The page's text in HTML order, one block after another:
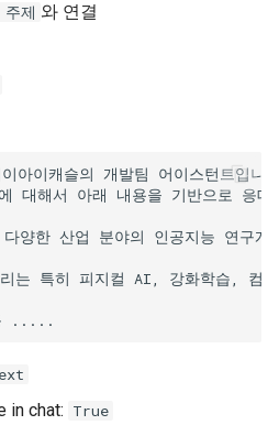
제 와 연결
in chat: True